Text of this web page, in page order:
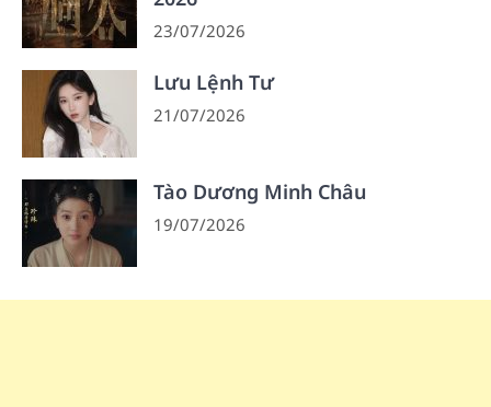
23/07/2026
Lưu Lệnh Tư
21/07/2026
Tào Dương Minh Châu
19/07/2026